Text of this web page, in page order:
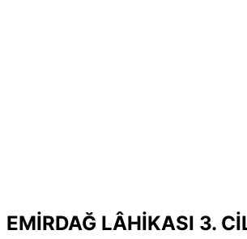
EMİRDAĞ LÂHİKASI 3.